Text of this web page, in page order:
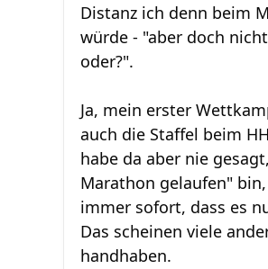
Distanz ich denn beim
würde - "aber doch
oder?".
Ja, mein erster
auch die Staffel beim
habe da aber nie
Marathon gelaufen"
immer sofort, dass es
Das scheinen viele
handhaben.